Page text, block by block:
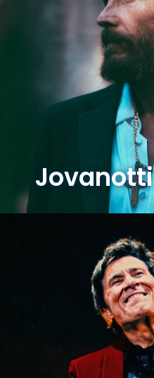
Jovanotti